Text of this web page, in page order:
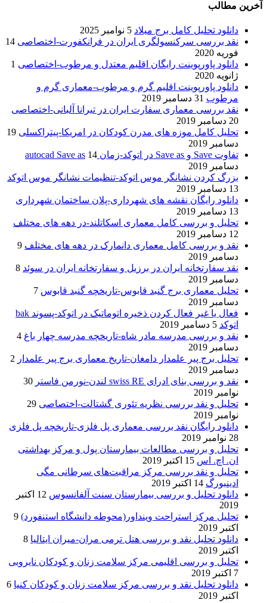
آخرین مطالب
دانلود تحلیل کامل برج میلاد 5 نوامبر 2025
نقد بررسی سرکنسولگری ایران در فرانکفورت-اختصاصی 14
فوریه 2020
دانلود پاورپوینت رایگان اقلیم معتدل و مرطوب-اختصاصی 1
ژانویه 2020
دانلود پاورپوینت اقلیم گرم و مرطوب-معماری گرم و
مرطوب 31 دسامبر 2019
نقد بررسی معماری سفارت ایران در تیرانا آلبانی-اختصاصی
20 دسامبر 2019
تحلیل کامل موزه های مدرن کودکان در امریکا-پیتراکسلی 19
دسامبر 2019
تفاوت Save و Save as در اتوکد-زمان autocad Save as
14
دسامبر 2019
بزرگ کردن نشانگر موس اتوکد-تنظیمات نشانگر موس اتوکد
13 دسامبر 2019
دانلود رایگان نقشه های شهرداری-پلان ساختمان شهرداری
13 دسامبر 2019
تحلیل و بررسی کامل معماری اسکاتلند-در دهه های مختلف
12 دسامبر 2019
نقد و بررسی کامل معماری دانمارک در دهه های مختلف 9
دسامبر 2019
نقد سفارتخانه ایران در برزیل و سفارتخانه ایران در سوئد 8
دسامبر 2019
تحلیل معماری برج گنبد قابوس-تاریخچه گنبد قابوس 7
دسامبر 2019
فعال یا غیر فعال کردن ذخیره اتوماتیک در اتوکد-پسوند bak
اتوکد 5 دسامبر 2019
نقد و بررسی مدرسه مادر شاه-تاریخچه مدرسه چهار باغ 4
دسامبر 2019
تحلیل برج پیر علمدار دامغان-تاریخ معماری برج پیر علمدار 2
دسامبر 2019
نقد و بررسی بنای ادرای swiss RE لندن-نورمن فاستر
30
نوامبر 2019
تحلیل و نقد بررسی نظریه تئوری گشتالت-اختصاصی 29
نوامبر 2019
دانلود رایگان نقد بررسی معماری پل فلزی-تاریخچه پل فلزی
28 نوامبر 2019
تحلیل و بررسی مطالعات بیمارستان پول و مرکز بهداشتی
ان. اچ. اس 15 اکتبر 2019
تحلیل و نقد بررسی مرکز مراقبت‌های سرطانی مگی
ادینبورگ 14 اکتبر 2019
دانلود تحلیل و بررسی بیمارستان سنت آلفانسوس
12 اکتبر
2019
تحلیل مرکز استراحت وینداور(محوطه دانشگاه استنفورد) 9
اکتبر 2019
دانلود تحلیل نقد و بررسی هتل ترمی مران-میران ایتالیا 8
اکتبر 2019
تحلیل و بررسی اقلیمی مرکز سلامت زنان و کودکان نایروبی
7 اکتبر 2019
دانلود تحلیل نقد و بررسی مرکز سلامت زنان و کودکان کنیا 6
اکتبر 2019